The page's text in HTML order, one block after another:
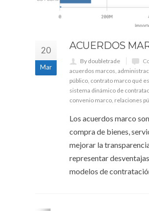
20
Mar
ACUERDOS
By doubletrade
acuerdos marcos
público contrato marco qué es
sistema dinámico de
convenio marco relaciones
Los acuerdos marco
compra de bienes,
mejorar la
representar
modelos de